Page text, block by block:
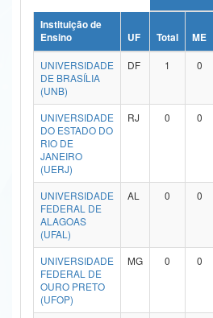
Ministério da Ciência, Tecnologia, Inovações e
Ministério do Meio Ambiente
Ministério do Turismo
Ministério do Desenvolvimento Regional
Controladoria-Geral da União
Ministério da Mulher, da Família e dos Direitos
Secretaria-Geral
Secretaria de Governo
Gabinete de Segurança Institucional
Advocacia-Geral da União
Instituição de
Ensino
UF Total ME
UNIVERSIDADE
DE BRASÍLIA
(UNB)
DF 1 0
UNIVERSIDADE
DO ESTADO DO
RIO DE
JANEIRO
(UERJ)
RJ 0 0
UNIVERSIDADE
FEDERAL DE
ALAGOAS
(UFAL)
AL 0 0
UNIVERSIDADE
FEDERAL DE
OURO PRETO
(UFOP)
MG 0 0